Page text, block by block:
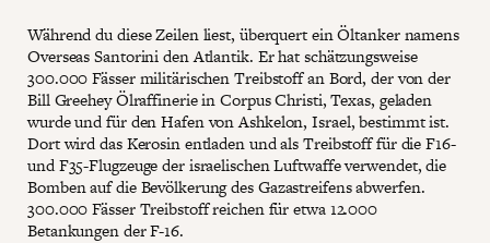
Während du diese Zeilen liest, überquert ein Öltanker namens
Overseas Santorini den Atlantik. Er hat schätzungsweise
300.000 Fässer militärischen Treibstoff an Bord, der von der
Bill Greehey Ölraffinerie in Corpus Christi, Texas, geladen
wurde und für den Hafen von Ashkelon, Israel, bestimmt ist.
Dort wird das Kerosin entladen und als Treibstoff für die F16-
und F35-Flugzeuge der israelischen Luftwaffe verwendet, die
Bomben auf die Bevölkerung des Gazastreifens abwerfen.
300.000 Fässer Treibstoff reichen für etwa 12.000
Betankungen der F-16.